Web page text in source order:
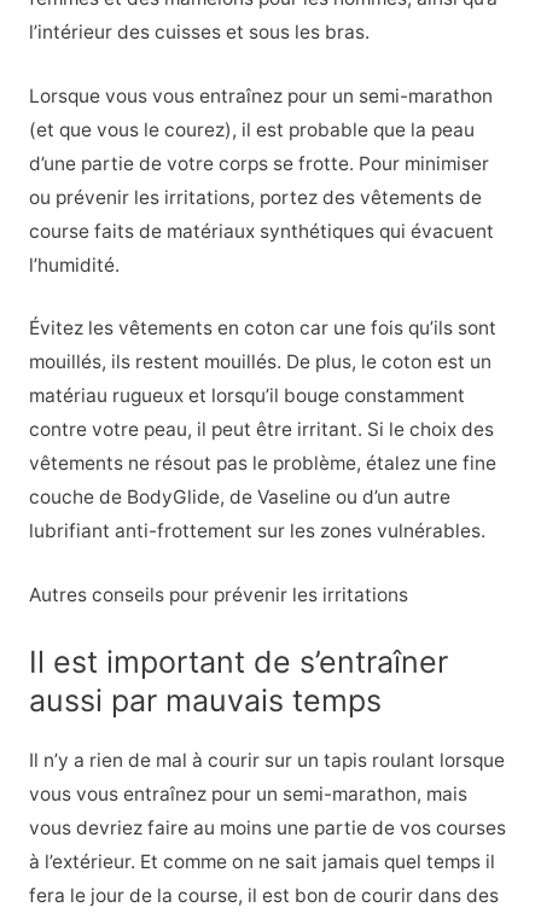
l’intérieur des cuisses et sous les bras.
Lorsque vous vous entraînez pour un semi-marathon
(et que vous le courez), il est probable que la peau
d’une partie de votre corps se frotte. Pour minimiser
ou prévenir les irritations, portez des vêtements de
course faits de matériaux synthétiques qui évacuent
l’humidité.
Évitez les vêtements en coton car une fois qu’ils sont
mouillés, ils restent mouillés. De plus, le coton est un
matériau rugueux et lorsqu’il bouge constamment
contre votre peau, il peut être irritant. Si le choix des
vêtements ne résout pas le problème, étalez une fine
couche de BodyGlide, de Vaseline ou d’un autre
lubrifiant anti-frottement sur les zones vulnérables.
Autres conseils pour prévenir les irritations
Il est important de s’entraîner
aussi par mauvais temps
Il n’y a rien de mal à courir sur un tapis roulant lorsque
vous vous entraînez pour un semi-marathon, mais
vous devriez faire au moins une partie de vos courses
à l’extérieur. Et comme on ne sait jamais quel temps il
fera le jour de la course, il est bon de courir dans des